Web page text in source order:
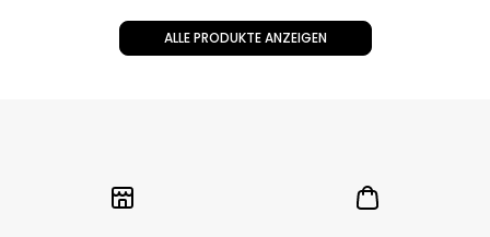
ALLE PRODUKTE ANZEIGEN